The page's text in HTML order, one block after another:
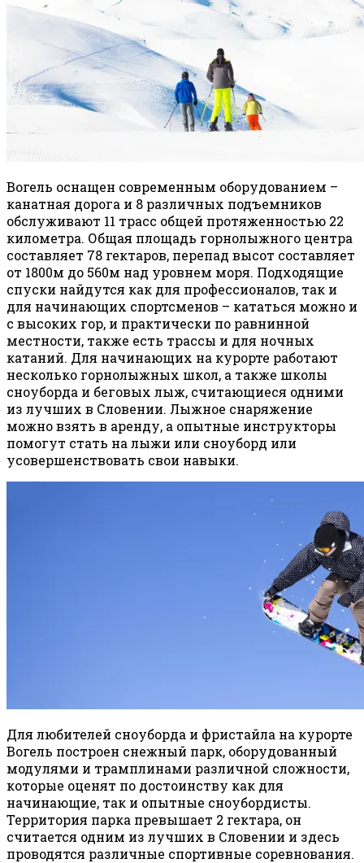
Вогель оснащен современным оборудованием –
канатная дорога и 8 различных подъемников
обслуживают 11 трасс общей протяженностью 22
километра. Общая площадь горнолыжного центра
составляет 78 гектаров, перепад высот составляет
от 1800м до 560м над уровнем моря. Подходящие
спуски найдутся как для профессионалов, так и
для начинающих спортсменов – кататься можно и
с высоких гор, и практически по равнинной
местности, также есть трассы и для ночных
катаний. Для начинающих на курорте работают
несколько горнолыжных школ, а также школы
сноуборда и беговых лыж, считающиеся одними
из лучших в Словении. Лыжное снаряжение
можно взять в аренду, а опытные инструкторы
помогут стать на лыжи или сноуборд или
усовершенствовать свои навыки.
Для любителей сноуборда и фристайла на курорте
Вогель построен снежный парк, оборудованный
модулями и трамплинами различной сложности,
которые оценят по достоинству как для
начинающие, так и опытные сноубордисты.
Территория парка превышает 2 гектара, он
считается одним из лучших в Словении и здесь
проводятся различные спортивные соревнования.